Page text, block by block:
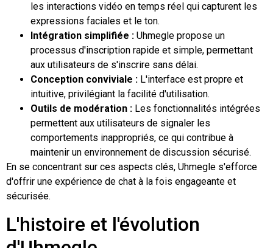
les interactions vidéo en temps réel qui capturent les
expressions faciales et le ton.
Intégration simplifiée : Uhmegle propose un
processus d'inscription rapide et simple, permettant
aux utilisateurs de s'inscrire sans délai.
Conception conviviale : L'interface est propre et
intuitive, privilégiant la facilité d'utilisation.
Outils de modération : Les fonctionnalités intégrées
permettent aux utilisateurs de signaler les
comportements inappropriés, ce qui contribue à
maintenir un environnement de discussion sécurisé.
En se concentrant sur ces aspects clés, Uhmegle s'efforce
d'offrir une expérience de chat à la fois engageante et
sécurisée.
L'histoire et l'évolution